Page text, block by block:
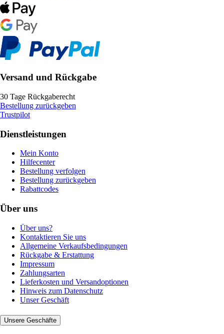
Versand und Rückgabe
30 Tage Rückgaberecht
Bestellung zurückgeben
Trustpilot
Dienstleistungen
Mein Konto
Hilfecenter
Bestellung verfolgen
Bestellung zurückgeben
Rabattcodes
Über uns
Über uns?
Kontaktieren Sie uns
Allgemeine Verkaufsbedingungen
Rückgabe & Erstattung
Impressum
Zahlungsarten
Lieferkosten und Versandoptionen
Hinweis zum Datenschutz
Unser Geschäft
Unsere Geschäfte